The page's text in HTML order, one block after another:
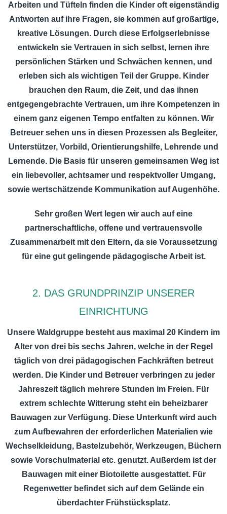
Arbeiten und Tüfteln finden die Kinder oft eigenständig
Antworten auf ihre Fragen, sie kommen auf großartige,
kreative Lösungen. Durch diese Erfolgserlebnisse
entwickeln sie Vertrauen in sich selbst, lernen ihre
persönlichen Stärken und Schwächen kennen, und
erleben sich als wichtigen Teil der Gruppe. Kinder
brauchen den Raum, die Zeit, und das ihnen
entgegengebrachte Vertrauen, um ihre Kompetenzen in
einem ganz eigenen Tempo entfalten zu können. Wir
Betreuer sehen uns in diesen Prozessen als Begleiter,
Unterstützer, Vorbild, Orientierungshilfe, Lehrende und
Lernende. Die Basis für unseren gemeinsamen Weg ist
ein liebevoller, achtsamer und respektvoller Umgang,
sowie wertschätzende Kommunikation auf Augenhöhe.
Sehr großen Wert legen wir auch auf eine
partnerschaftliche, offene und vertrauensvolle
Zusammenarbeit mit den Eltern, da sie Voraussetzung
für eine gut gelingende pädagogische Arbeit ist.
2. DAS GRUNDPRINZIP UNSERER
EINRICHTUNG
Unsere Waldgruppe besteht aus maximal 20 Kindern im
Alter von drei bis sechs Jahren, welche in der Regel
täglich von drei pädagogischen Fachkräften betreut
werden. Die Kinder und Betreuer verbringen zu jeder
Jahreszeit täglich mehrere Stunden im Freien. Für
extrem schlechte Witterung steht ein beheizbarer
Bauwagen zur Verfügung. Diese Unterkunft wird auch
zum Aufbewahren der erforderlichen Materialien wie
Wechselkleidung, Bastelzubehör, Werkzeugen, Büchern
sowie Vorschulmaterial etc. genutzt. Außerdem ist der
Bauwagen mit einer Biotoilette ausgestattet. Für
Regenwetter befindet sich auf dem Gelände ein
überdachter Frühstücksplatz.